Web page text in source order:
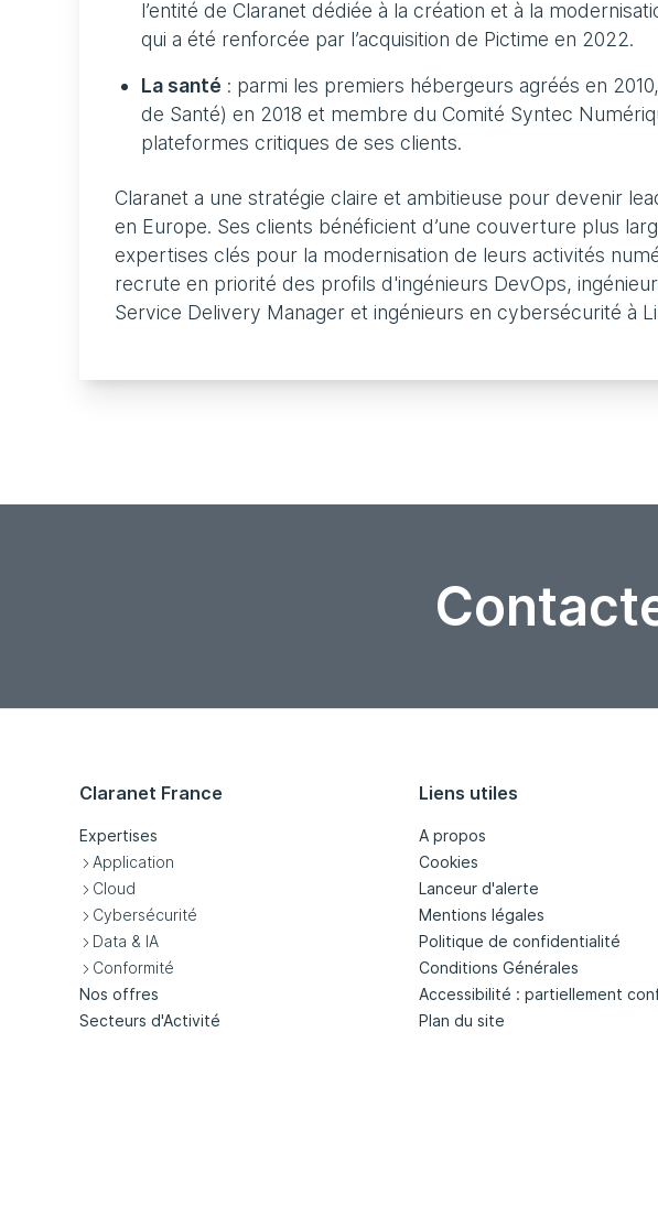
l’entité de Claranet dédiée à la création et à la
qui a été renforcée par l’acquisition de Pictime en 2022.
La santé : parmi les premiers hébergeurs agréés en
de Santé) en 2018 et membre du Comité Syntec
plateformes critiques de ses clients.
Claranet a une stratégie claire et ambitieuse pour devenir
en Europe. Ses clients bénéficient d’une couverture plus
expertises clés pour la modernisation de leurs activités
recrute en priorité des profils d'ingénieurs DevOps,
Service Delivery Manager et ingénieurs en cybersécurité à
Claranet France
Expertises
Application
Cloud
Cybersécurité
Data & IA
Conformité
Nos offres
Secteurs d'Activité
Liens utiles
A propos
Cookies
Lanceur d'alerte
Mentions légales
Politique de confidentialité
Conditions Générales
Accessibilité : partiellement
Plan du site